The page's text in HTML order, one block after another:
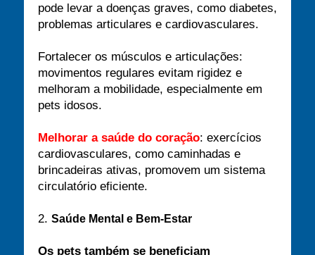
pode levar a doenças graves, como diabetes,
problemas articulares e cardiovasculares.
Fortalecer os músculos e articulações:
movimentos regulares evitam rigidez e
melhoram a mobilidade, especialmente em
pets idosos.
Melhorar a saúde do coração: exercícios
cardiovasculares, como caminhadas e
brincadeiras ativas, promovem um sistema
circulatório eficiente.
2. Saúde Mental e Bem-Estar
Os pets também se beneficiam